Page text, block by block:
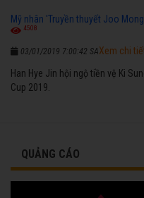
Mỹ nhân 'Truyền thuyết Joo
4508
03/01/2019 7:00:42 SA
Han Hye Jin hội ngộ tiền vệ Ki
Cup 2019.
Xem chi
QUẢNG CÁO